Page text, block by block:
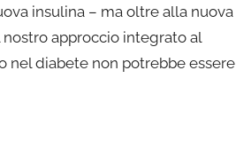
insulina – ma oltre alla nuova
approccio integrato al
nel diabete non potrebbe essere